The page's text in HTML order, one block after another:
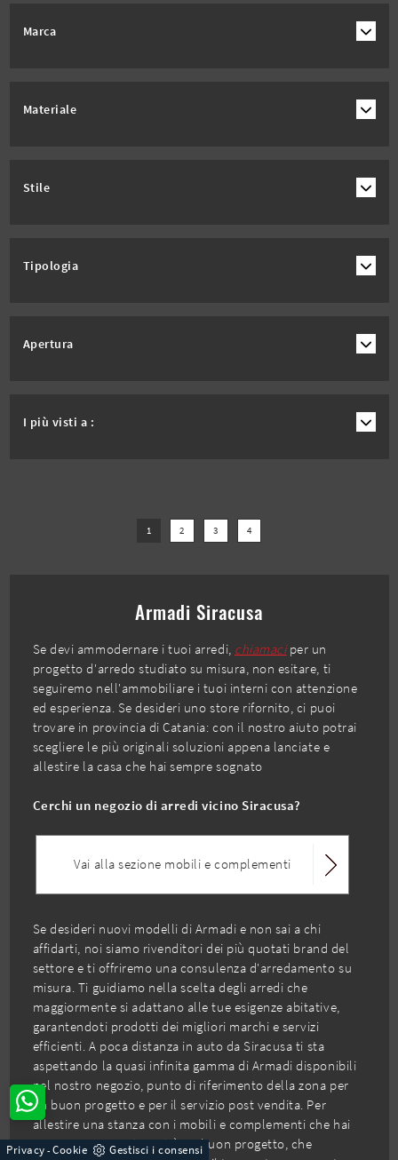
Marca
Materiale
Stile
Tipologia
Apertura
I più visti a :
1 2 3 4
Armadi Siracusa
Se devi ammodernare i tuoi arredi, chiamaciper un
progetto d'arredo studiato su misura, non esitare, ti
seguiremo nell'ammobiliare i tuoi interni con attenzione
ed esperienza. Se desideri uno store rifornito, ci puoi
trovare in provincia di Catania: con il nostro aiuto potrai
scegliere le più originali soluzioni appena lanciate e
allestire la casa che hai sempre sognato
Cerchi un negozio di arredi vicino Siracusa?
Vai alla sezione mobili e complementi
Se desideri nuovi modelli di Armadi e non sai a chi
affidarti, noi siamo rivenditori dei più quotati brand del
settore e ti offriremo una consulenza d'arredamento su
misura. Ti guidiamo nella scelta degli arredi che
maggiormente si adattano alle tue esigenze abitative,
garantendoti prodotti dei migliori marchi e servizi
efficienti. A poca distanza in auto da Siracusa ti sta
aspettando la quasi infinita gamma di Armadi disponibili
nel nostro negozio, punto di riferimento della zona per
un buon progetto e per il servizio post vendita. Per
allestire una stanza con i mobili e complementi che hai
sempre sognato ti servirà un buon progetto, che
Privacy -Cookie Gestisci i consensi